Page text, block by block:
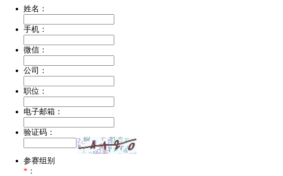
姓名：
手机：
微信：
公司：
职位：
电子邮箱：
验证码：
参赛组别
* ：